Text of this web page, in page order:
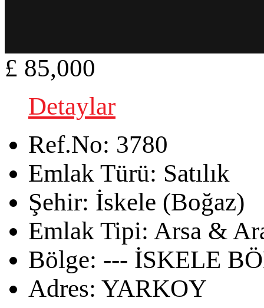
£ 85,000
Detaylar
Ref.No: 3780
Emlak Türü: Satılık
Şehir: İskele (Boğaz)
Emlak Tipi: Arsa &
Bölge: --- İSKELE
Adres: YARKOY